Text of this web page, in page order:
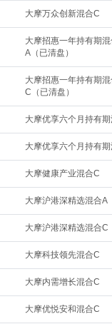
大摩万众创新混合C
大摩招惠一年持有期混
A（已清盘）
大摩招惠一年持有期混
C（已清盘）
大摩优享六个月持有
大摩优享六个月持有
大摩健康产业混合C
大摩沪港深精选混合A
大摩沪港深精选混合C
大摩科技领先混合C
大摩内需增长混合C
大摩优悦安和混合C